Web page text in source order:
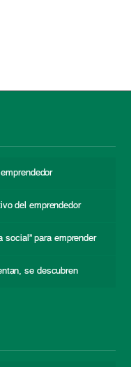
del emprendedor
social” para emprender
se descubren